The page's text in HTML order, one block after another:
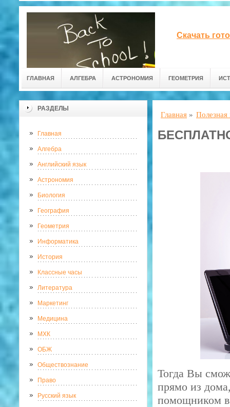
Скачать
ГЛАВНАЯ АЛГЕБРА АСТРОНОМИЯ ГЕОМЕТРИЯ
РАЗДЕЛЫ
Главная
Алгебра
Английский язык
Астрономия
Биология
География
Геометрия
Информатика
История
Классные часы
Литература
Маркетинг
Медицина
МХК
ОБЖ
Обществознание
Право
Русский язык
Главная »
Тогда Вы
прямо из
помощником